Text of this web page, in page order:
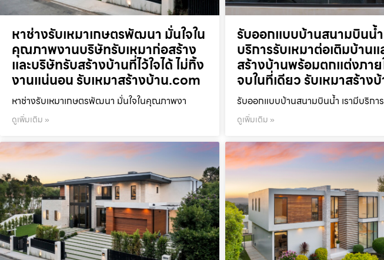
หาช่างรับเหมาเกษตรพัฒนา มั่นใจใน
คุณภาพงานบริษัทรับเหมาก่อสร้าง
และบริษัทรับสร้างบ้านที่ไว้ใจได้ ไม่ทิ้ง
งานแน่นอน รับเหมาสร้างบ้าน.com
หาช่างรับเหมาเกษตรพัฒนา มั่นใจในคุณภาพงา
ดูเพิ่มเติม »
รับออกแบบบ้านสนามบินน้ำ
บริการรับเหมาต่อเติมบ้านแ
สร้างบ้านพร้อมตกแต่งภา
จบในที่เดียว รับเหมาสร้าง
รับออกแบบบ้านสนามบินน้ำ เรามีบริกา
ดูเพิ่มเติม »